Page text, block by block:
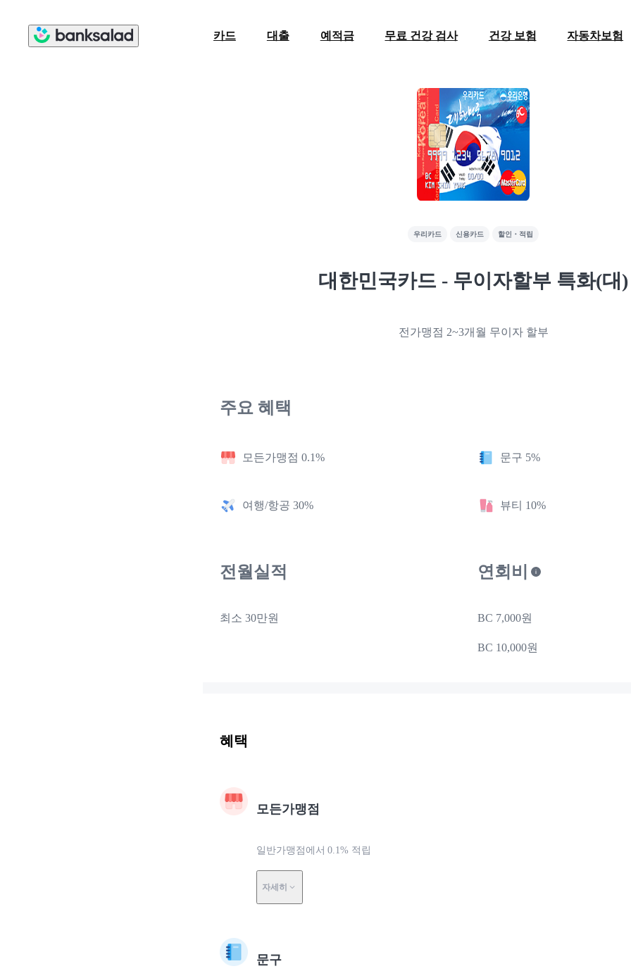
카드 대출 예적금 무료 건강 검사 건강 보험 자동차보험
우리카드 신용카드 할인・적립
대한민국카드 - 무이자할부 특화(대)
전가맹점 2~3개월 무이자 할부
주요 혜택
모든가맹점 0.1% 문구 5%
여행/항공 30% 뷰티 10%
전월실적
최소 30만원
연회비
BC 7,000원
BC 10,000원
혜택
모든가맹점
일반가맹점에서 0.1% 적립
자세히
문구